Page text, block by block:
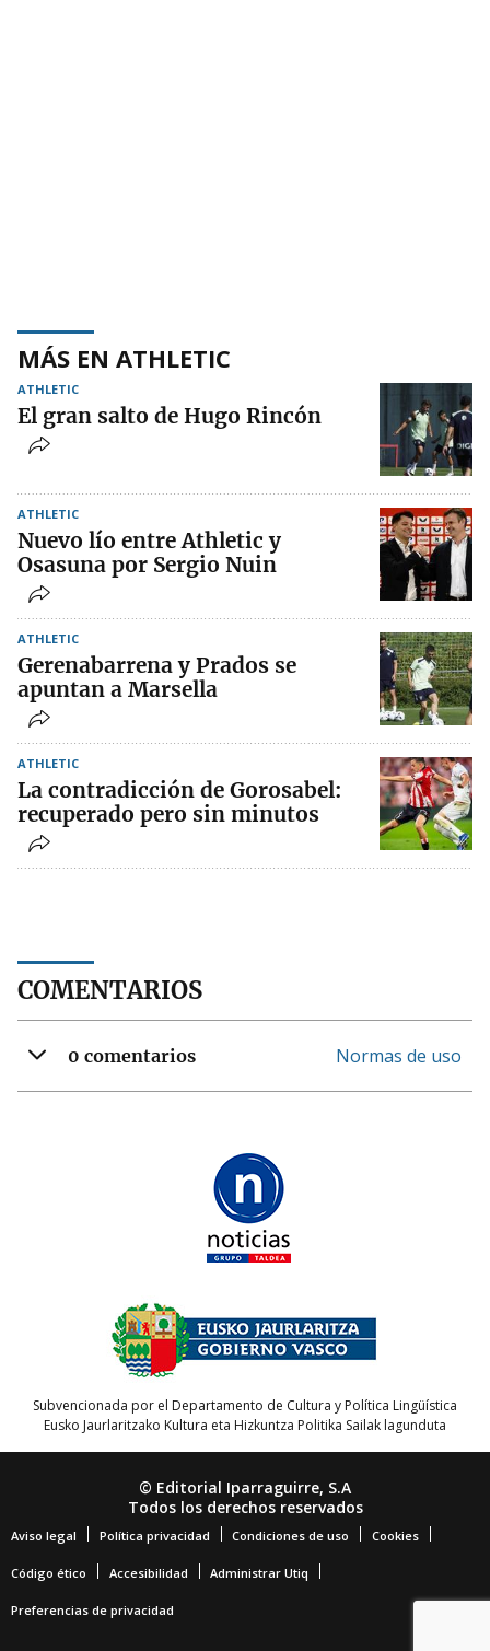
MÁS EN ATHLETIC
ATHLETIC
El gran salto de Hugo Rincón
ATHLETIC
Nuevo lío entre Athletic y
Osasuna por Sergio Nuin
ATHLETIC
Gerenabarrena y Prados se
apuntan a Marsella
ATHLETIC
La contradicción de Gorosabel:
recuperado pero sin minutos
COMENTARIOS
0 comentarios Normas de uso
Subvencionada por el Departamento de Cultura y Política Lingüística
Eusko Jaurlaritzako Kultura eta Hizkuntza Politika Sailak lagunduta
© Editorial Iparraguirre, S.A
Todos los derechos reservados
Aviso legal Política privacidad Condiciones de uso Cookies
Código ético Accesibilidad Administrar Utiq
Preferencias de privacidad